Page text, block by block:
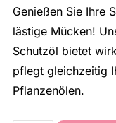
Genießen Sie Ihre
lästige Mücken!
Schutzöl bietet
pflegt gleichzeitig
Pflanzenölen.